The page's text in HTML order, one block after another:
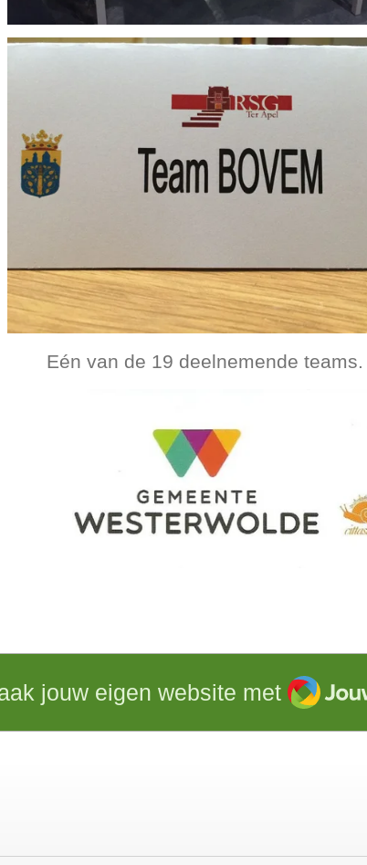
Eén van de 19 deelnemende teams.
jouw eigen website met